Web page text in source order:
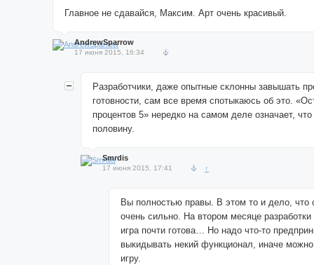
Главное не сдавайся, Максим. Арт очень красивый.
AndrewSparrow
17 июня 2015, 16:34
Разработчики, даже опытные склонны завышать
готовности, сам все время спотыкаюсь об это.
процентов 5» нередко на самом деле означает, что
половину.
Smrdis
17 июня 2015, 17:41 ↑
Вы полностью правы. В этом то и дело, что
очень сильно. На втором месяце
игра почти готова… Но надо что-то
выкидывать некий функционал, иначе можно
игру.